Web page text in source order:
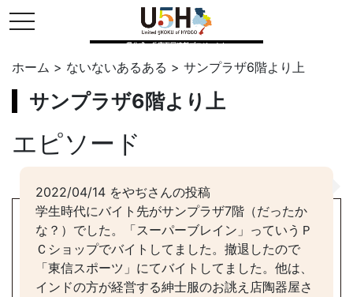
toggle navigation
県公式・兵庫五国連邦プロジェクト
ホーム > ないないあるある > サンプラザ6階より上
サンプラザ6階より上
エピソード
2022/04/14 をやぢさんの投稿
学生時代にバイト先がサンプラザ7階（だったか
な？）でした。「スーパーブレイン」っていうＰ
Ｃショップでバイトしてました。撤退したので
「東信スポーツ」にてバイトしてました。他は、
インドの方が経営する紳士服のお誂え店陶器屋さ